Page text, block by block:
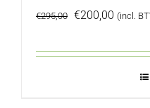
€295,00 Oorspronkelijke
€200,00 (incl.